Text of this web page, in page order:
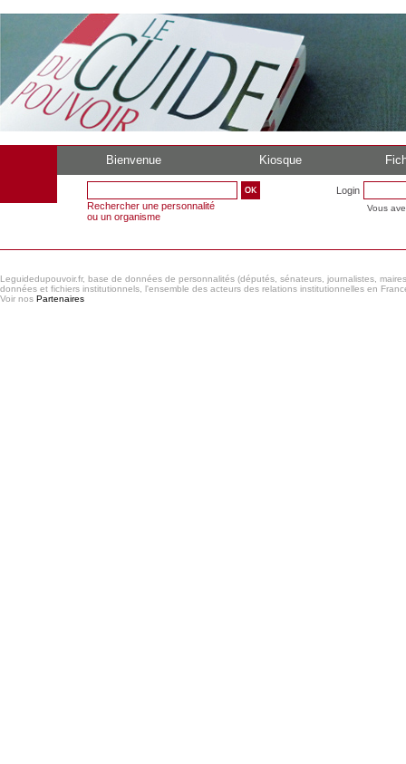
Bienvenue Kiosque
Rechercher une personnalité
ou un organisme
Login
Vous
Leguidedupouvoir.fr, base de données de personnalités (députés, sénateurs, journalistes,
données et fichiers institutionnels, l'ensemble des acteurs des relations institutionnelles en
Voir nos Partenaires